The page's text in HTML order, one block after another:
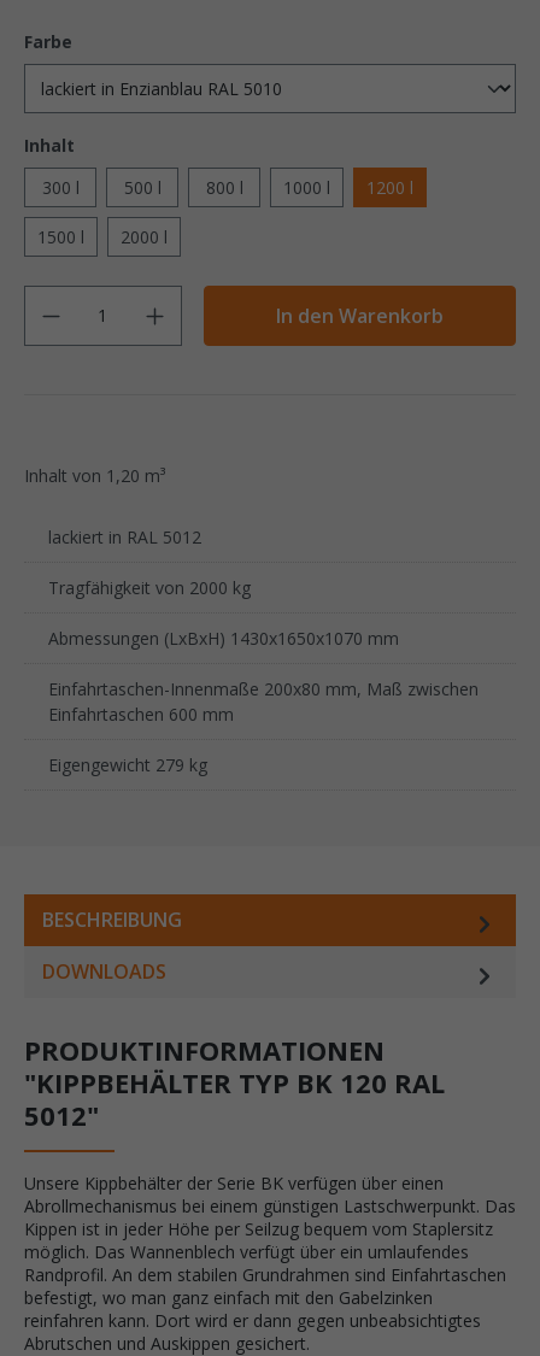
Farbe
Inhalt
300 l
500 l 800 l 1000 l 1200 l
1500 l 2000 l
Anzahl
In den Warenkorb
Inhalt von 1,20 m³
lackiert in RAL 5012
Tragfähigkeit von 2000 kg
Abmessungen (LxBxH) 1430x1650x1070 mm
Einfahrtaschen-Innenmaße 200x80 mm, Maß zwischen
Einfahrtaschen 600 mm
Eigengewicht 279 kg
BESCHREIBUNG
DOWNLOADS
PRODUKTINFORMATIONEN
"KIPPBEHÄLTER TYP BK 120 RAL
5012"
Unsere Kippbehälter der Serie BK verfügen über einen
Abrollmechanismus bei einem günstigen Lastschwerpunkt. Das
Kippen ist in jeder Höhe per Seilzug bequem vom Staplersitz
möglich. Das Wannenblech verfügt über ein umlaufendes
Randprofil. An dem stabilen Grundrahmen sind Einfahrtaschen
befestigt, wo man ganz einfach mit den Gabelzinken
reinfahren kann. Dort wird er dann gegen unbeabsichtigtes
Abrutschen und Auskippen gesichert.